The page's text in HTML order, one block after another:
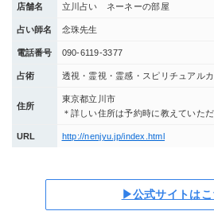
店舗名 立川占い ネーネーの部屋
占い師名 念珠先生
電話番号 090-6119-3377
占術 透視・霊視・霊感・スピリチュアル
住所
東京都立川市
＊詳しい住所は予約時に教えていただ
URL http://nenjyu.jp/index.html
▶公式サイトはこ